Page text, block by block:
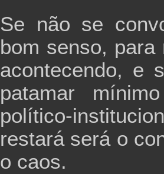
Se não se
bom senso,
acontecendo, e
patamar
político-
restará será o
o caos.